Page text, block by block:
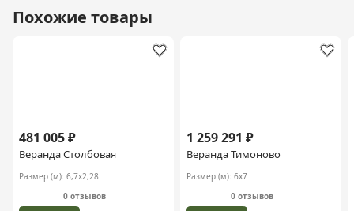
Похожие товары
481 005 ₽
Веранда Столбовая
Размер (м): 6,7х2,28
0 отзывов
1 259 291 ₽
Веранда Тимоново
Размер (м): 6х7
0 отзывов